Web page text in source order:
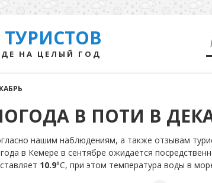
НА ЦЕЛЫЙ ГОД
В ПОТИ В
нашим наблюдениям, а также отзывам
в Кемере в сентябре ожидается
10.9°С, при этом температура воды в